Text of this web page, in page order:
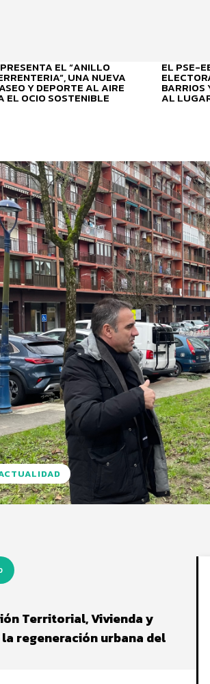
EL “ANILLO
UNA NUEVA
Y DEPORTE AL AIRE
EL OCIO SOSTENIBLE
EL PSE-
BARRIOS
AL
Territorial, Vivienda y
regeneración urbana del